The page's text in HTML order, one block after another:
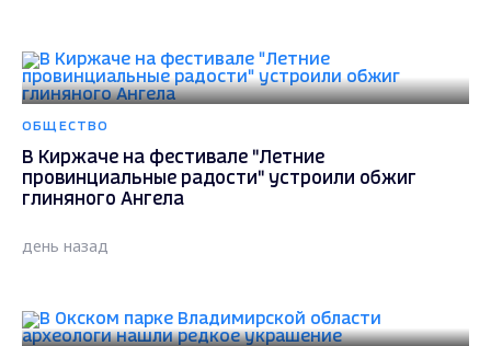
ОБЩЕСТВО
В Киржаче на фестивале "Летние
провинциальные радости" устроили обжиг
глиняного Ангела
день назад